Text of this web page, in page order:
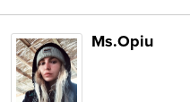
Ms.Opiu